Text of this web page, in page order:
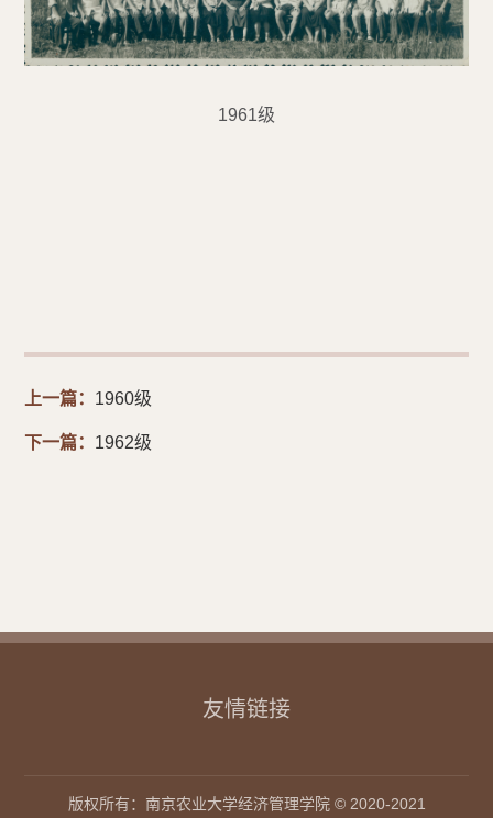
1961级
上一篇： 1960级
下一篇： 1962级
友情链接
版权所有：南京农业大学经济管理学院 © 2020-2021